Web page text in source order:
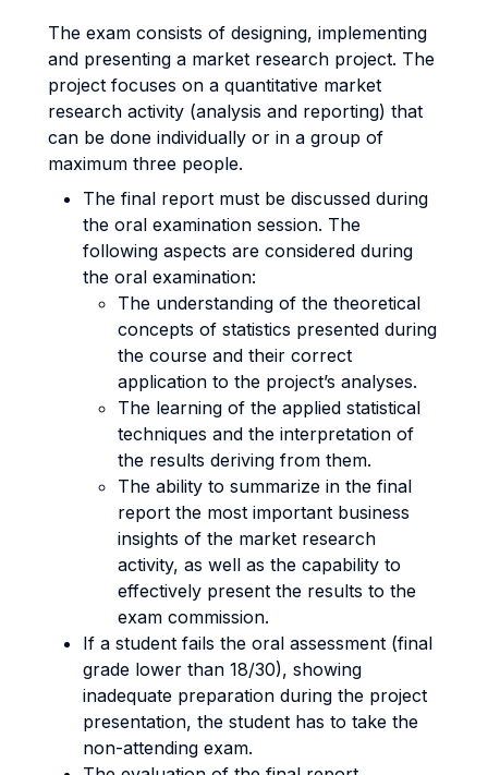
The exam consists of designing, implementing
and presenting a market research project. The
project focuses on a quantitative market
research activity (analysis and reporting) that
can be done individually or in a group of
maximum three people.
The final report must be discussed during
the oral examination session. The
following aspects are considered during
the oral examination:
The understanding of the theoretical
concepts of statistics presented during
the course and their correct
application to the project’s analyses.
The learning of the applied statistical
techniques and the interpretation of
the results deriving from them.
The ability to summarize in the final
report the most important business
insights of the market research
activity, as well as the capability to
effectively present the results to the
exam commission.
If a student fails the oral assessment (final
grade lower than 18/30), showing
inadequate preparation during the project
presentation, the student has to take the
non-attending exam.